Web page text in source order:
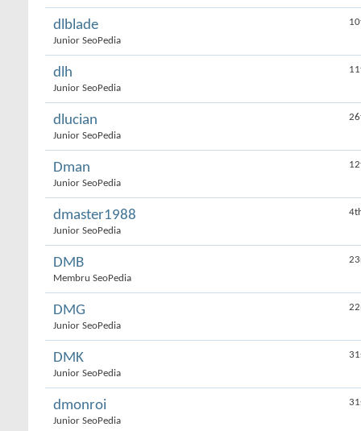
dlblade
Junior SeoPedia
dlh
Junior SeoPedia
dlucian
Junior SeoPedia
Dman
Junior SeoPedia
dmaster1988
Junior SeoPedia
DMB
Membru SeoPedia
DMG
Junior SeoPedia
DMK
Junior SeoPedia
dmonroi
Junior SeoPedia